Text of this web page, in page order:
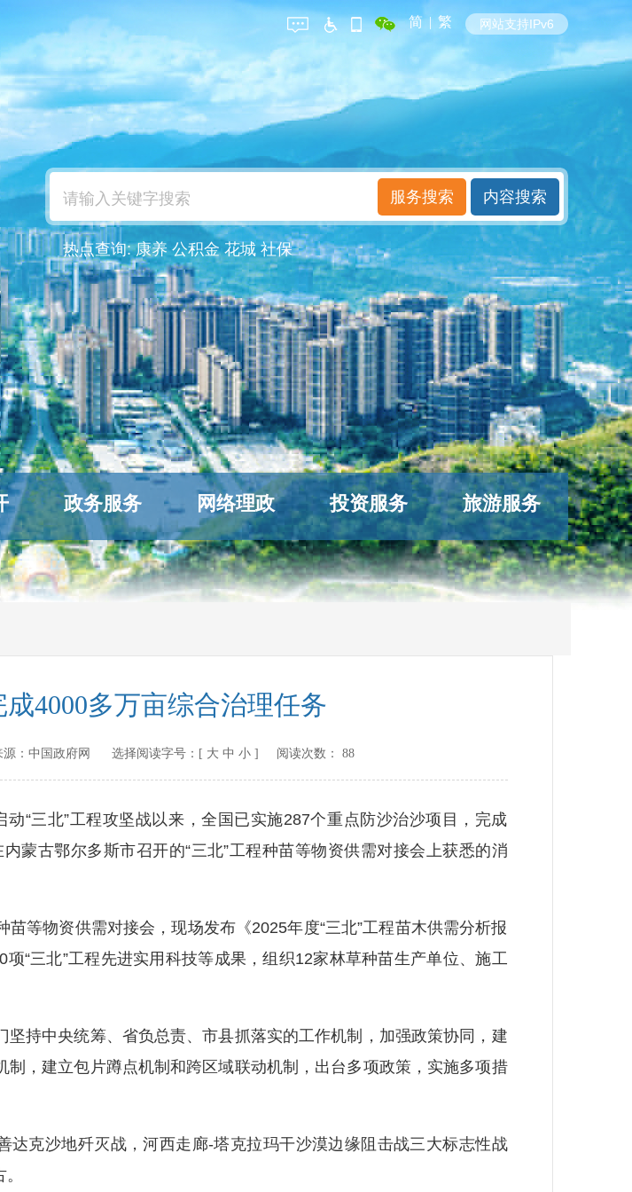
简 | 繁 网站支持IPv6
热点查询:康养 公积金 花城 社保
政务服务 网络理政 投资服务 旅游服务
4000多万亩综合治理任务
： 中国政府网 选择阅读字号：[ 大 中 小] 阅读次数： 88
三北”工程攻坚战以来，全国已实施287个重点防沙治沙项目，完成
蒙古鄂尔多斯市召开的“三北”工程种苗等物资供需对接会上获悉的消
等物资供需对接会，现场发布《2025年度“三北”工程苗木供需分析报
“三北”工程先进实用科技等成果，组织12家林草种苗生产单位、施工
持中央统筹、省负总责、市县抓落实的工作机制，加强政策协同，建
制，建立包片蹲点机制和跨区域联动机制，出台多项政策，实施多项措
克沙地歼灭战，河西走廊-塔克拉玛干沙漠边缘阻击战三大标志性战